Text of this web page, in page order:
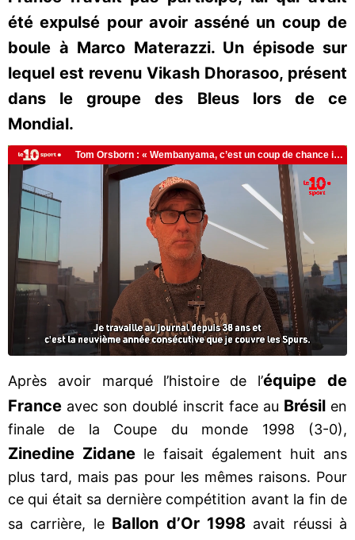
été expulsé pour avoir asséné un coup de
boule à Marco Materazzi. Un épisode sur
lequel est revenu Vikash Dhorasoo, présent
dans le groupe des Bleus lors de ce
Mondial.
Après avoir marqué l’histoire de l’équipe de
France avec son doublé inscrit face au Brésil en
finale de la Coupe du monde 1998 (3-0),
Zinedine Zidane le faisait également huit ans
plus tard, mais pas pour les mêmes raisons. Pour
ce qui était sa dernière compétition avant la fin de
sa carrière, le Ballon d’Or 1998avait réussi à